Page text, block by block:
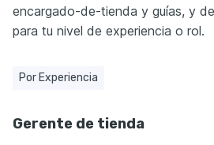
encargado-de-tienda y guías, y
para tu nivel de experiencia o rol.
Por Experiencia
Gerente de tienda